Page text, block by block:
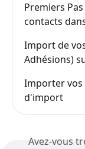
Premiers
contacts
Import de
Adhésions)
Importer vos
d'import
Avez-vous